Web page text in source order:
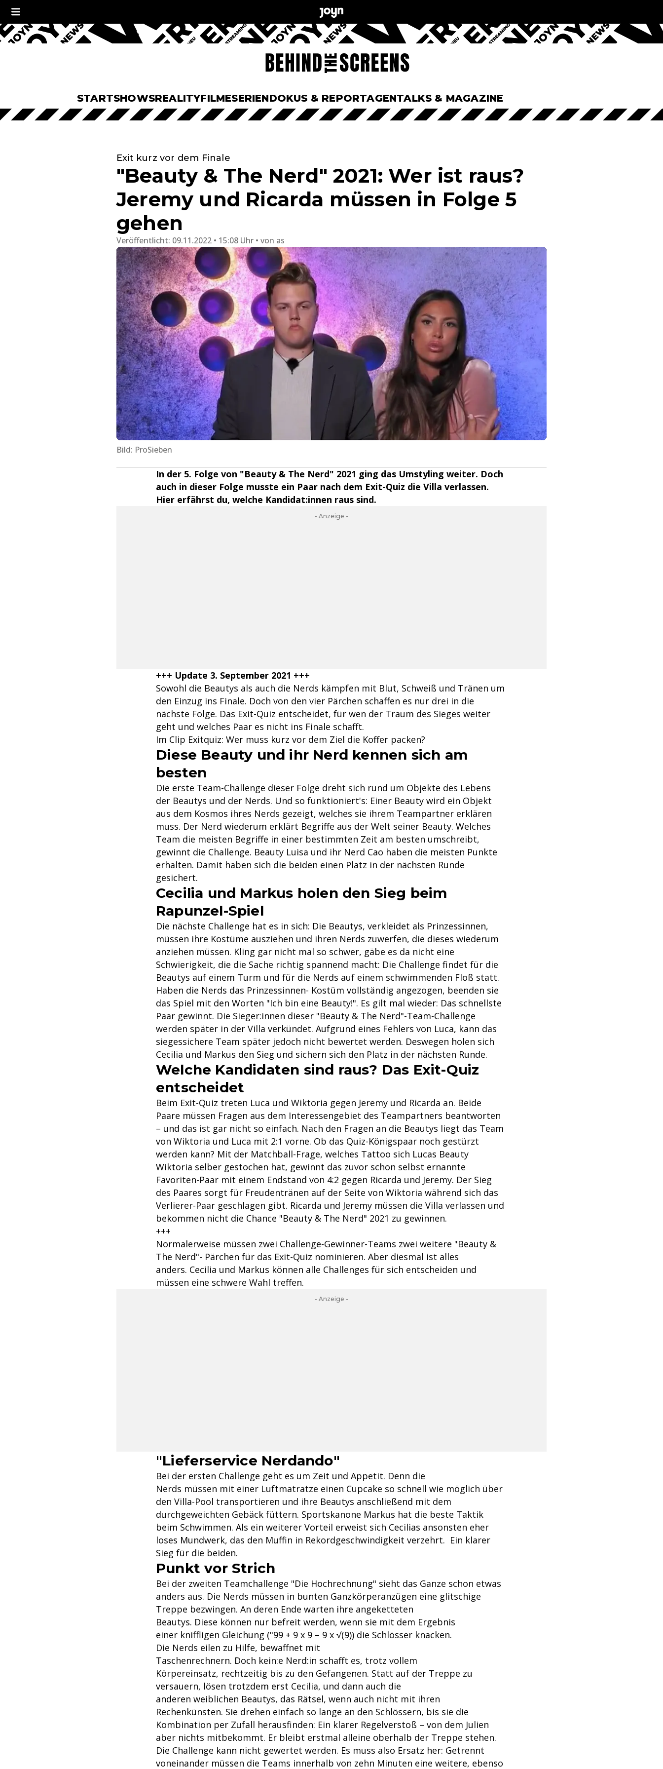
STARTSHOWSREALITYFILMESERIENDOKUS & REPORTAGENTALKS & MAGAZINE
Exit kurz vor dem Finale
"Beauty & The Nerd" 2021: Wer ist raus?
Jeremy und Ricarda müssen in Folge 5
gehen
Veröffentlicht: 09.11.2022 • 15:08 Uhr von as
Bild: ProSieben
In der 5. Folge von "Beauty & The Nerd" 2021 ging das Umstyling weiter. Doch
auch in dieser Folge musste ein Paar nach dem Exit-Quiz die Villa verlassen.
Hier erfährst du, welche Kandidat:innen raus sind.
- Anzeige -
+++ Update 3. September 2021 +++
Sowohl die Beautys als auch die Nerds kämpfen mit Blut, Schweiß und Tränen um
den Einzug ins Finale. Doch von den vier Pärchen schaffen es nur drei in die
nächste Folge. Das Exit-Quiz entscheidet, für wen der Traum des Sieges weiter
geht und welches Paar es nicht ins Finale schafft.
Im Clip Exitquiz: Wer muss kurz vor dem Ziel die Koffer packen?
Diese Beauty und ihr Nerd kennen sich am
besten
Die erste Team-Challenge dieser Folge dreht sich rund um Objekte des Lebens
der Beautys und der Nerds. Und so funktioniert's: Einer Beauty wird ein Objekt
aus dem Kosmos ihres Nerds gezeigt, welches sie ihrem Teampartner erklären
muss. Der Nerd wiederum erklärt Begriffe aus der Welt seiner Beauty. Welches
Team die meisten Begriffe in einer bestimmten Zeit am besten umschreibt,
gewinnt die Challenge. Beauty Luisa und ihr Nerd Cao haben die meisten Punkte
erhalten. Damit haben sich die beiden einen Platz in der nächsten Runde
gesichert.
Cecilia und Markus holen den Sieg beim
Rapunzel-Spiel
Die nächste Challenge hat es in sich: Die Beautys, verkleidet als Prinzessinnen,
müssen ihre Kostüme ausziehen und ihren Nerds zuwerfen, die dieses wiederum
anziehen müssen. Kling gar nicht mal so schwer, gäbe es da nicht eine
Schwierigkeit, die die Sache richtig spannend macht: Die Challenge findet für die
Beautys auf einem Turm und für die Nerds auf einem schwimmenden Floß statt.
Haben die Nerds das Prinzessinnen- Kostüm vollständig angezogen, beenden sie
das Spiel mit den Worten "Ich bin eine Beauty!". Es gilt mal wieder: Das schnellste
Paar gewinnt. Die Sieger:innen dieser "Beauty & The Nerd"-Team-Challenge
werden später in der Villa verkündet. Aufgrund eines Fehlers von Luca, kann das
siegessichere Team später jedoch nicht bewertet werden. Deswegen holen sich
Cecilia und Markus den Sieg und sichern sich den Platz in der nächsten Runde.
Welche Kandidaten sind raus? Das Exit-Quiz
entscheidet
Beim Exit-Quiz treten Luca und Wiktoria gegen Jeremy und Ricarda an. Beide
Paare müssen Fragen aus dem Interessengebiet des Teampartners beantworten
– und das ist gar nicht so einfach. Nach den Fragen an die Beautys liegt das Team
von Wiktoria und Luca mit 2:1 vorne. Ob das Quiz-Königspaar noch gestürzt
werden kann? Mit der Matchball-Frage, welches Tattoo sich Lucas Beauty
Wiktoria selber gestochen hat, gewinnt das zuvor schon selbst ernannte
Favoriten-Paar mit einem Endstand von 4:2 gegen Ricarda und Jeremy. Der Sieg
des Paares sorgt für Freudentränen auf der Seite von Wiktoria während sich das
Verlierer-Paar geschlagen gibt. Ricarda und Jeremy müssen die Villa verlassen und
bekommen nicht die Chance "Beauty & The Nerd" 2021 zu gewinnen.
+++
Normalerweise müssen zwei Challenge-Gewinner-Teams zwei weitere "Beauty &
The Nerd"- Pärchen für das Exit-Quiz nominieren. Aber diesmal ist alles
anders. Cecilia und Markus können alle Challenges für sich entscheiden und
müssen eine schwere Wahl treffen.
- Anzeige -
"Lieferservice Nerdando"
Bei der ersten Challenge geht es um Zeit und Appetit. Denn die
Nerds müssen mit einer Luftmatratze einen Cupcake so schnell wie möglich über
den Villa-Pool transportieren und ihre Beautys anschließend mit dem
durchgeweichten Gebäck füttern. Sportskanone Markus hat die beste Taktik
beim Schwimmen. Als ein weiterer Vorteil erweist sich Cecilias ansonsten eher
loses Mundwerk, das den Muffin in Rekordgeschwindigkeit verzehrt. Ein klarer
Sieg für die beiden.
Punkt vor Strich
Bei der zweiten Teamchallenge "Die Hochrechnung" sieht das Ganze schon etwas
anders aus. Die Nerds müssen in bunten Ganzkörperanzügen eine glitschige
Treppe bezwingen. An deren Ende warten ihre angeketteten
Beautys. Diese können nur befreit werden, wenn sie mit dem Ergebnis
einer kniffligen Gleichung ("99 + 9 x 9 – 9 x √(9)) die Schlösser knacken.
Die Nerds eilen zu Hilfe, bewaffnet mit
Taschenrechnern. Doch kein:e Nerd:in schafft es, trotz vollem
Körpereinsatz, rechtzeitig bis zu den Gefangenen. Statt auf der Treppe zu
versauern, lösen trotzdem erst Cecilia, und dann auch die
anderen weiblichen Beautys, das Rätsel, wenn auch nicht mit ihren
Rechenkünsten. Sie drehen einfach so lange an den Schlössern, bis sie die
Kombination per Zufall herausfinden: Ein klarer Regelverstoß – von dem Julien
aber nichts mitbekommt. Er bleibt erstmal alleine oberhalb der Treppe stehen.
Die Challenge kann nicht gewertet werden. Es muss also Ersatz her: Getrennt
voneinander müssen die Teams innerhalb von zehn Minuten eine weitere, ebenso